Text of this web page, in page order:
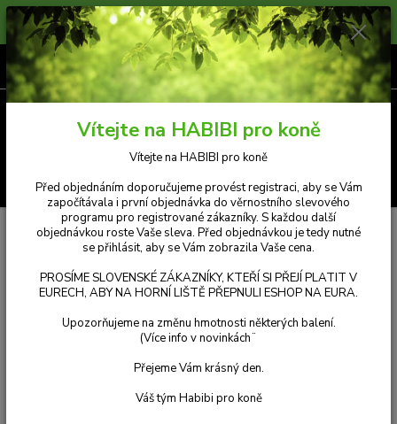
Prosíme zákazníky, kteří si přejí platit v Eurech, aby na horní liště přepnuli
měnu e-shopu na eura. Příjemný nákup.
CZK
Hledat
0ks
zaKč 0,00
ČLÁNKY A REFERENCE
VAŠE PŘÍBĚHY A ZKUŠENOSTI
OTRAVA NEZNÁMÉHO PŮVODU
OTRAVA NEZNÁMÉHO PŮVODU
V zimě jsme začali pozorovat potíže u více koní, které se projevovaly
apatií a poruchami pohybu. Koně jsme převezli na veterinární kliniku, kde
vysoké postižení jater a tak jsme začali naší kobylce Envitě ihned
Vítejte na HABIBI pro koně
Vítejte na HABIBI pro koně
Před objednáním doporučujeme provést registraci, aby se Vám
započítávala i první objednávka do věrnostního slevového
programu pro registrované zákazníky. S každou další
objednávkou roste Vaše sleva. Před objednávkou je tedy nutné
se přihlásit, aby se Vám zobrazila Vaše cena.
PROSÍME SLOVENSKÉ ZÁKAZNÍKY, KTEŘÍ SI PŘEJÍ PLATIT V
EURECH, ABY NA HORNÍ LIŠTĚ PŘEPNULI ESHOP NA EURA.
Upozorňujeme na změnu hmotnosti některých balení.
(Více info v novinkách¨
Přejeme Vám krásný den.
Váš tým Habibi pro koně